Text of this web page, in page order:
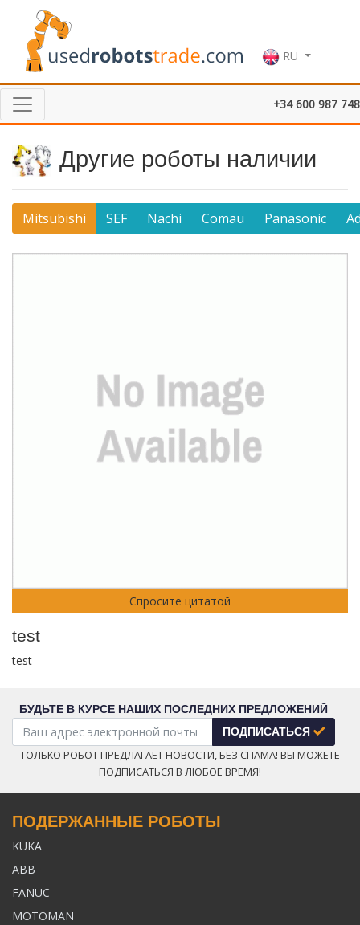
RU
+34 600 987 748
Другие роботы наличии
Mitsubishi SEF Nachi Comau Panasonic
Спросите цитатой
test
test
БУДЬТЕ В КУРСЕ НАШИХ ПОСЛЕДНИХ ПРЕДЛОЖЕНИЙ
ПОДПИСАТЬСЯ
ТОЛЬКО РОБОТ ПРЕДЛАГАЕТ НОВОСТИ, БЕЗ СПАМА! ВЫ МОЖЕТЕ
ПОДПИСАТЬСЯ В ЛЮБОЕ ВРЕМЯ!
ПОДЕРЖАННЫЕ РОБОТЫ
KUKA
ABB
FANUC
MOTOMAN